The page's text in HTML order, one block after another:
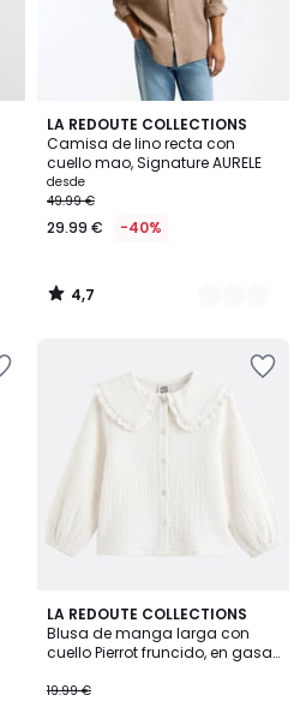
LA REDOUTE COLLECTIONS
Camisa de lino recta con
cuello mao, Signature AURELE
desde
49.99 €
29.99 € -40%
4,7
/ 5
8
Colores
4,7
/
LA REDOUTE COLLECTIONS
Blusa de manga larga con
cuello Pierrot fruncido, en gasa
19.99 €